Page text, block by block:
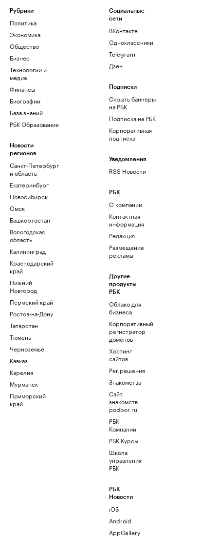
Рубрики
Политика
Экономика
Общество
Бизнес
Технологии и
медиа
Финансы
Биографии
База знаний
РБК Образование
Новости
регионов
Санкт-Петербург
и область
Екатеринбург
Новосибирск
Омск
Башкортостан
Вологодская
область
Калининград
Краснодарский
край
Нижний
Новгород
Пермский край
Ростов-на-Дону
Татарстан
Тюмень
Черноземье
Кавказ
Карелия
Мурманск
Приморский
край
Социальные
сети
ВКонтакте
Одноклассники
Telegram
Дзен
Подписки
Скрыть баннеры
на РБК
Подписка на РБК
Корпоративная
подписка
Уведомления
RSS Новости
РБК
О компании
Контактная
информация
Редакция
Размещение
рекламы
Другие
продукты
РБК
Облако для
бизнеса
Корпоративный
регистратор
доменов
Хостинг
сайтов
Рег.решения
Знакомства
Сайт
знакомств
podbor.ru
РБК
Компании
РБК Курсы
Школа
управления
РБК
РБК
Новости
iOS
Android
AppGallery